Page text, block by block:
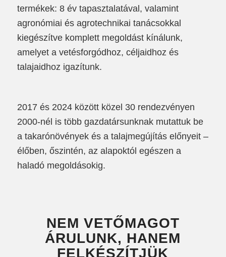
termékek: 8 év tapasztalatával, valamint
agronómiai és agrotechnikai tanácsokkal
kiegészítve komplett megoldást kínálunk,
amelyet a vetésforgódhoz, céljaidhoz és
talajaidhoz igazítunk.
2017 és 2024 között közel 30 rendezvényen
2000-nél is több gazdatársunknak mutattuk be
a takarónövények és a talajmegújítás előnyeit –
élőben, őszintén, az alapoktól egészen a
haladó megoldásokig.
NEM VETŐMAGOT
ÁRULUNK, HANEM
FELKÉSZÍTJÜK